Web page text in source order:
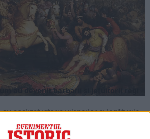
au devenit barbarii și jefuitorii regi
analizat istoria vikingilor și legăturile